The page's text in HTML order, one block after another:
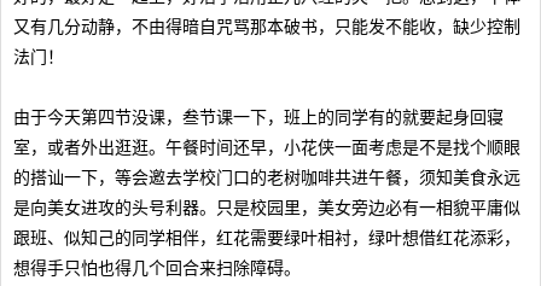
又有几分动静，不由得暗自咒骂那本破书，只能发不能收，缺少控制
法门！
由于今天第四节没课，叁节课一下，班上的同学有的就要起身回寝
室，或者外出逛逛。午餐时间还早，小花侠一面考虑是不是找个顺眼
的搭讪一下，等会邀去学校门口的老树咖啡共进午餐，须知美食永远
是向美女进攻的头号利器。只是校园里，美女旁边必有一相貌平庸似
跟班、似知己的同学相伴，红花需要绿叶相衬，绿叶想借红花添彩，
想得手只怕也得几个回合来扫除障碍。